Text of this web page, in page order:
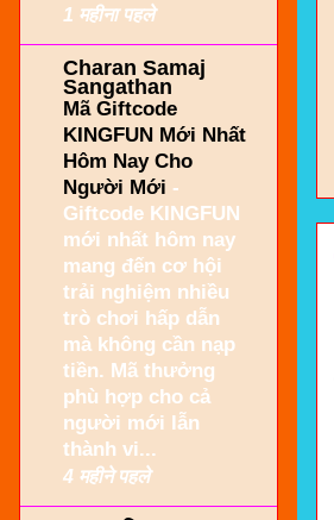
1 महीना पहले
Charan Samaj
Sangathan
Mã Giftcode
KINGFUN Mới Nhất
Hôm Nay Cho
Người Mới -
Giftcode KINGFUN
mới nhất hôm nay
mang đến cơ hội
trải nghiệm nhiều
trò chơi hấp dẫn
mà không cần nạp
tiền. Mã thưởng
phù hợp cho cả
người mới lẫn
thành vi...
4 महीने पहले